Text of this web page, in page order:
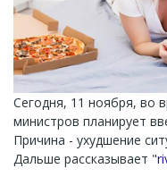
Сегодня, 11 ноября, во
министров планирует
Причина - ухудшение
Дальше рассказывает "